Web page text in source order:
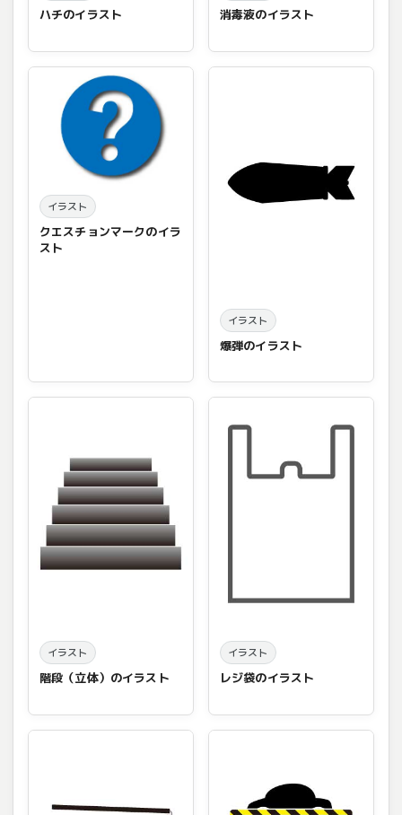
ハチのイラスト 消毒液のイラスト
イラスト
クエスチョンマークのイラ
スト
イラスト
爆弾のイラスト
イラスト
階段（立体）のイラスト
イラスト
レジ袋のイラスト